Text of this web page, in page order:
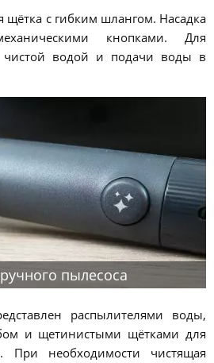
с гибким шлангом. Насадка
кнопками. Для
чистой водой и подачи воды в
пылесоса
распылителями воды,
и щетинистыми щётками для
При необходимости чистящая